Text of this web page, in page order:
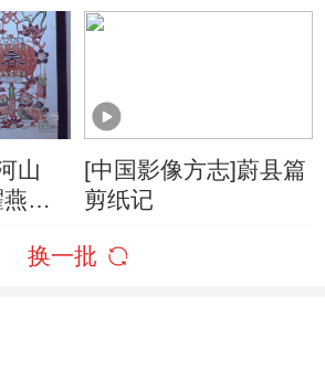
寻访名家获取纪录片
山
赵
[中国影像方志]蔚县篇
剪纸记
换一批